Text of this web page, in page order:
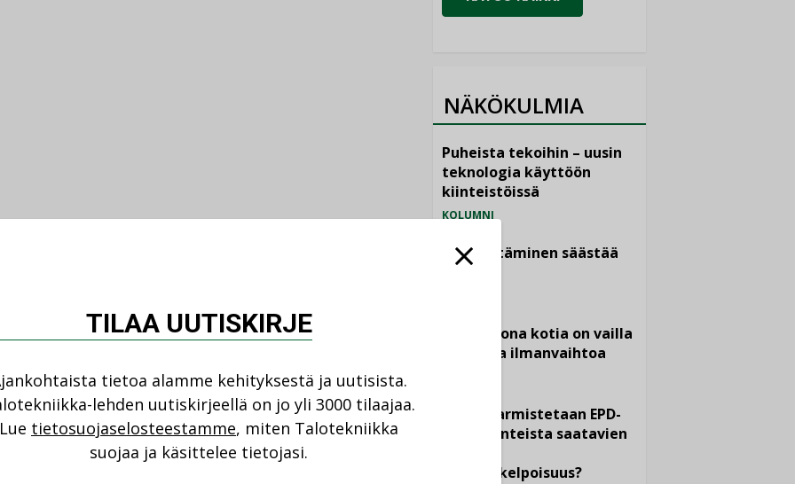
NÄKÖKULMIA
Puheista tekoihin – uusin
teknologia käyttöön
kiinteistöissä
KOLUMNI
Sähköistäminen säästää
Yli miljoona kotia on vailla
toimivaa ilmanvaihtoa
Miten varmistetaan EPD-
dokumenteista saatavien
vertailukelpoisuus?
TILAA UUTISKIRJE
tietoa alamme kehityksestä ja uutisista.
lehden uutiskirjeellä on jo yli 3000 tilaajaa.
Lue tietosuojaselosteestamme, miten Talotekniikka
suojaa ja käsittelee tietojasi.